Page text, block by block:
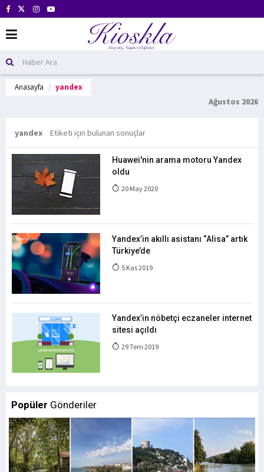
Anasayfa yandex
Ağustos 2026
yandex Etiketi için bulunan sonuçlar
Huawei'nin arama motoru Yandex
oldu
20 May 2020
Yandex’in akıllı asistanı “Alisa” artık
Türkiye’de
5 Kas 2019
Yandex’in nöbetçi eczaneler internet
sitesi açıldı
29 Tem 2019
Popüler Gönderiler